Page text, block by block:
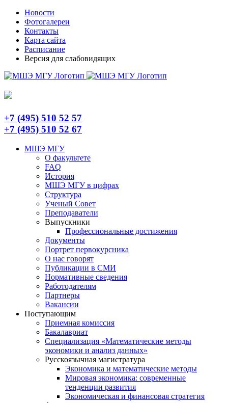
Skip
content
TelegramНовости
Фотогалереи
Контакты
Карта сайта
Расписание
Версия для слабовидящих
+7 (495) 510 52 57
+7 (495) 510 52 67
МШЭ МГУ
О факультете
FAQ
История
МШЭ МГУ в цифрах
Структура
Ученый Совет
Преподаватели
Выпускники
Профессиональные достижения
Документы
Портрет первокурсника
О нас говорят
Публикации в СМИ
Нормативные сведения
Работодателям
Партнеры
Вакансии
Поступающим
Приемная комиссия
Бакалавриат
Специализация «Математические методы
экономики и анализ данных»
Русскоязычная магистратура
Экономика и математические методы
Мировая экономика: современные
тенденции развития
Экономическая и финансовая стратегия